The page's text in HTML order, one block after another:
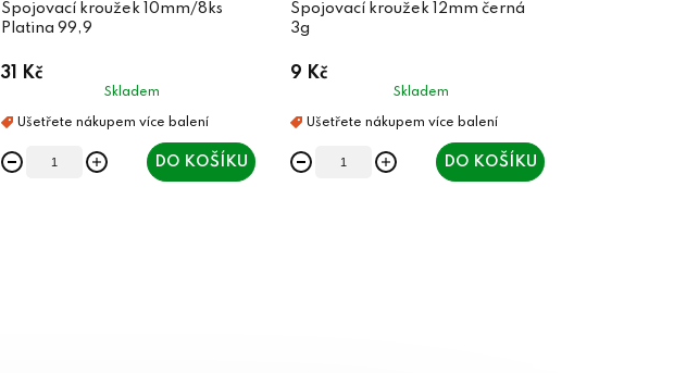
Spojovací kroužek 10mm/8ks
Platina 99,9
31 Kč
Skladem
DO KOŠÍKU
Spojovací kroužek 12mm černá
3g
9 Kč
Skladem
DO KOŠÍKU